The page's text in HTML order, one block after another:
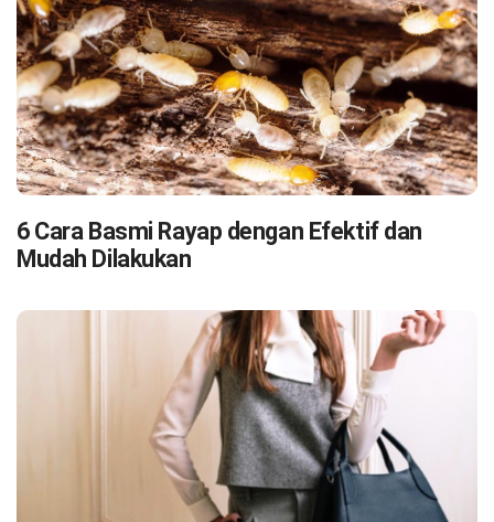
6 Cara Basmi Rayap dengan Efektif dan
Mudah Dilakukan